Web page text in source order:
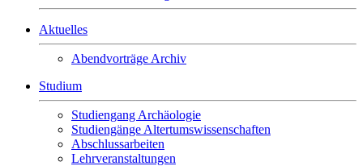
Aktuelles
Abendvorträge Archiv
Studium
Studiengang Archäologie
Studiengänge Altertumswissenschaften
Abschlussarbeiten
Lehrveranstaltungen